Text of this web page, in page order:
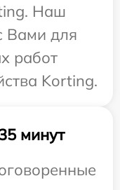
Наш
Вами для
работ
Korting.
минут